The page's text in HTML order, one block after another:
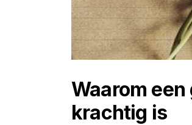
Waarom
krachtig is